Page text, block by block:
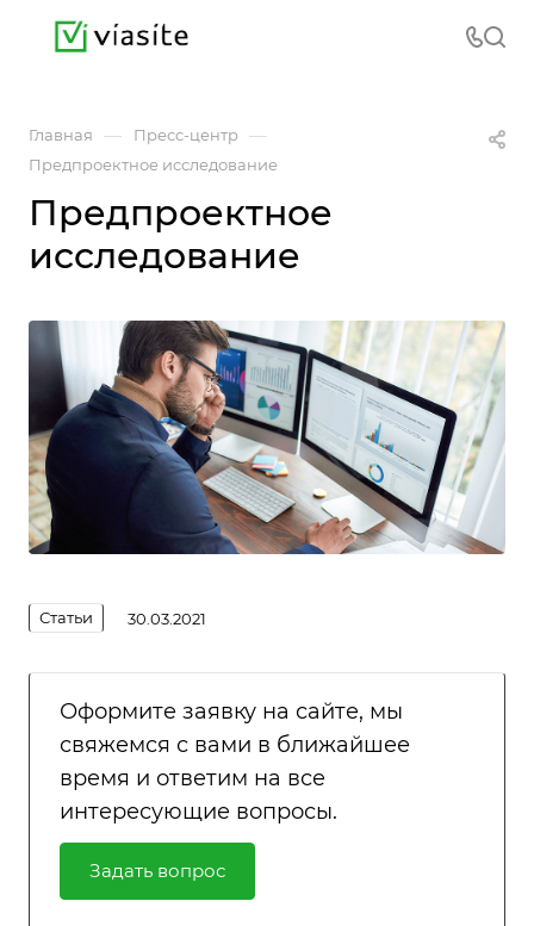
Главная — Пресс-центр —
Предпроектное исследование
Предпроектное
исследование
Статьи 30.03.2021
Оформите заявку на сайте, мы
свяжемся с вами в ближайшее
время и ответим на все
интересующие вопросы.
Задать вопрос